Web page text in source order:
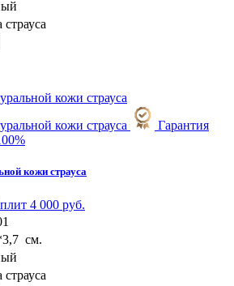
Гарантия
кожи страуса
4 000 руб.
см.